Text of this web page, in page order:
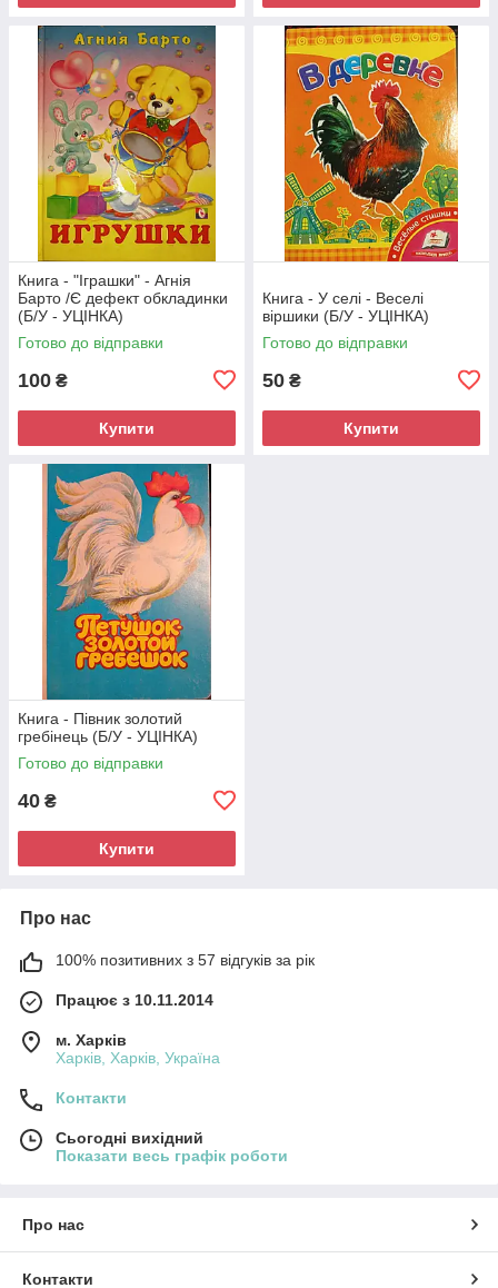
Книга - "Іграшки" - Агнія
Барто /Є дефект обкладинки
(Б/У - УЦІНКА)
Готово до відправки
100 ₴
Купити
Книга - У селі - Веселі
віршики (Б/У - УЦІНКА)
Готово до відправки
50 ₴
Купити
Книга - Півник золотий
гребінець (Б/У - УЦІНКА)
Готово до відправки
40 ₴
Купити
Про нас
100% позитивних з 57 відгуків за рік
Працює з 10.11.2014
м. Харків
Харків, Харків, Україна
Контакти
Сьогодні вихідний
Показати весь графік роботи
Про нас
Контакти